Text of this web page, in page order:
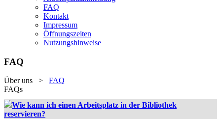
FAQ
Kontakt
Impressum
Öffnungszeiten
Nutzungshinweise
FAQ
Über uns > FAQ
FAQs
Wie kann ich einen Arbeitsplatz in der Bibliothek
reservieren?